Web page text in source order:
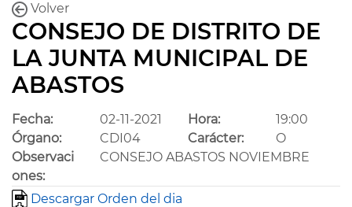
Volver
CONSEJO DE DISTRITO DE
LA JUNTA MUNICIPAL DE
ABASTOS
Fecha: 02-11-2021 Hora:
19:00
Órgano:
CDI04 Carácter:
O
Observaci
ones:
CONSEJO ABASTOS NOVIEMBRE
Descargar Orden del dia